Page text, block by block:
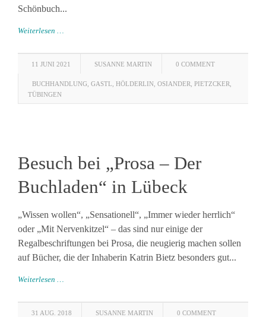
Schönbuch...
Weiterlesen …
11 JUNI 2021 SUSANNE MARTIN 0 COMMENT
BUCHHANDLUNG GASTL HÖLDERLIN OSIANDER PIETZCKER
TÜBINGEN
Besuch bei „Prosa – Der
Buchladen“ in Lübeck
„Wissen wollen“, „Sensationell“, „Immer wieder herrlich“
oder „Mit Nervenkitzel“ – das sind nur einige der
Regalbeschriftungen bei Prosa, die neugierig machen sollen
auf Bücher, die der Inhaberin Katrin Bietz besonders gut...
Weiterlesen …
31 AUG. 2018 SUSANNE MARTIN 0 COMMENT